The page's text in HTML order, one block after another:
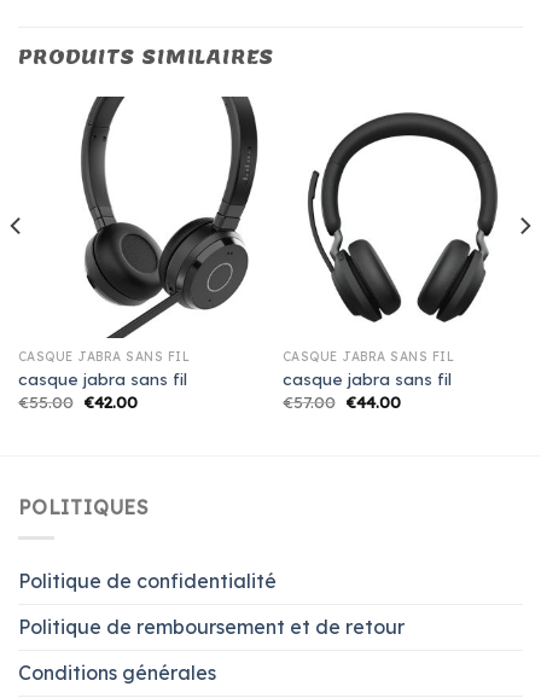
PRODUITS SIMILAIRES
CASQUE JABRA SANS FIL
casque jabra sans fil
€55.00 €42.00
CASQUE JABRA SANS FIL
casque jabra sans fil
€57.00 €44.00
POLITIQUES
Politique de confidentialité
Politique de remboursement et de retour
Conditions générales